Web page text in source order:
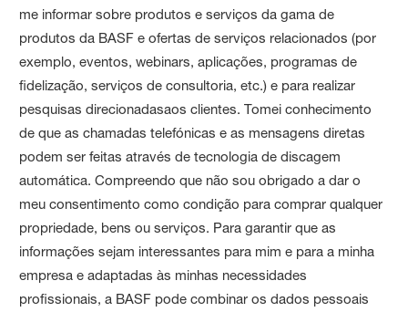
me informar sobre produtos e serviços da gama de
produtos da BASF e ofertas de serviços relacionados (por
exemplo, eventos, webinars, aplicações, programas de
fidelização, serviços de consultoria, etc.) e para realizar
pesquisas direcionadasaos clientes. Tomei conhecimento
de que as chamadas telefónicas e as mensagens diretas
podem ser feitas através de tecnologia de discagem
automática. Compreendo que não sou obrigado a dar o
meu consentimento como condição para comprar qualquer
propriedade, bens ou serviços. Para garantir que as
informações sejam interessantes para mim e para a minha
empresa e adaptadas às minhas necessidades
profissionais, a BASF pode combinar os dados pessoais